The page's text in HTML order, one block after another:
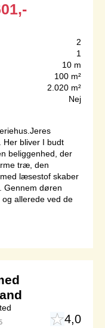
2
1
10 m
100 m²
2.020 m²
Nej
Her bliver I budt
beliggenhed, der
træ, den
læsestof skaber
Gennem døren
allerede ved de
4,0